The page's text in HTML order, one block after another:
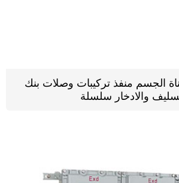
الجسم منفذ تركيبات وصلات بنك
والادخار سلسلة